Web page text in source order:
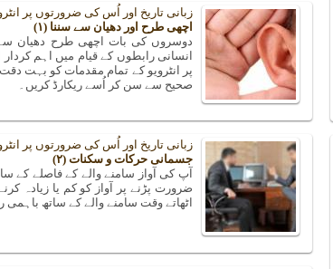
زبانی تاریخ اور اُس کی ضرورتوں پر
اچھی طرح اور دھیان سے سننا (۱)
دوسروں کی بات اچھی طرح دھیان
انسانی رابطوں کے قیام میں اہم
پر انٹرویو کے تمام مقدمات کو بہت
صحیح سے سن کر اُسے ریکارڈ کریں۔
زبانی تاریخ اور اُس کی ضرورتوں پر
جسمانی حرکات و سکنات (۲)
آپ کی آواز سامنے والے کے فاصلے کے
ضرورت پڑنے پر آواز کو کم یا زیادہ
اٹھاتے وقت سامنے والے کے ساتھ باہمی